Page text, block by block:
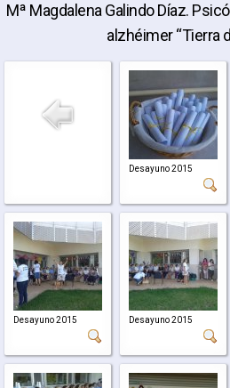
Mª Magdalena Galindo Díaz.
alzhéimer “Tierra
Desayuno 2015
Desayuno 2015 Desayuno 2015